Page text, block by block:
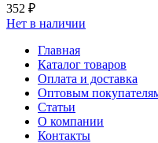
352 ₽
Нет в наличии
Главная
Каталог товаров
Оплата и доставка
Оптовым
Статьи
О компании
Контакты